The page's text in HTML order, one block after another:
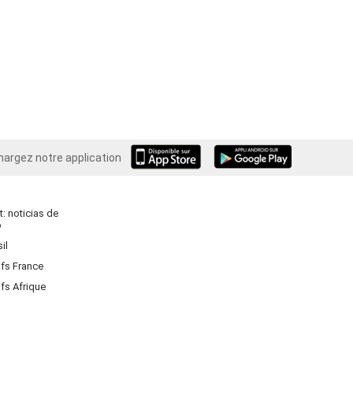
notre application
Android
noticias de
France
Afrique